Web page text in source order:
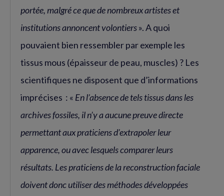
portée, malgré ce que de nombreux artistes et
institutions annoncent volontiers». A quoi
pouvaient bien ressembler par exemple les
tissus mous (épaisseur de peau, muscles) ? Les
scientifiques ne disposent que d’informations
imprécises : « En l’absence de tels tissus dans les
archives fossiles, il n’y a aucune preuve directe
permettant aux praticiens d’extrapoler leur
apparence, ou avec lesquels comparer leurs
résultats. Les praticiens de la reconstruction faciale
doivent donc utiliser des méthodes développées